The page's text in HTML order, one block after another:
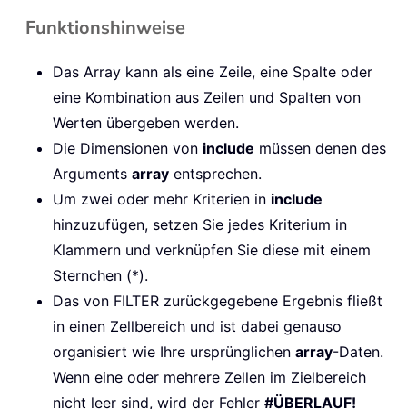
Funktionshinweise
Das Array kann als eine Zeile, eine Spalte oder
eine Kombination aus Zeilen und Spalten von
Werten übergeben werden.
Die Dimensionen von include müssen denen des
Arguments array entsprechen.
Um zwei oder mehr Kriterien in include
hinzuzufügen, setzen Sie jedes Kriterium in
Klammern und verknüpfen Sie diese mit einem
Sternchen (*).
Das von FILTER zurückgegebene Ergebnis fließt
in einen Zellbereich und ist dabei genauso
organisiert wie Ihre ursprünglichen array-Daten.
Wenn eine oder mehrere Zellen im Zielbereich
nicht leer sind, wird der Fehler #ÜBERLAUF!